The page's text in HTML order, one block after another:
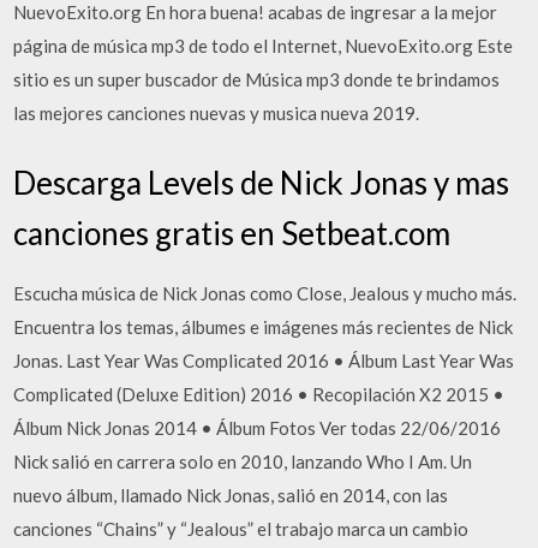
NuevoExito.org En hora buena! acabas de ingresar a la mejor
página de música mp3 de todo el Internet, NuevoExito.org Este
sitio es un super buscador de Música mp3 donde te brindamos
las mejores canciones nuevas y musica nueva 2019.
Descarga Levels de Nick Jonas y mas
canciones gratis en Setbeat.com
Escucha música de Nick Jonas como Close, Jealous y mucho más.
Encuentra los temas, álbumes e imágenes más recientes de Nick
Jonas. Last Year Was Complicated 2016 • Álbum Last Year Was
Complicated (Deluxe Edition) 2016 • Recopilación X2 2015 •
Álbum Nick Jonas 2014 • Álbum Fotos Ver todas 22/06/2016
Nick salió en carrera solo en 2010, lanzando Who I Am. Un
nuevo álbum, llamado Nick Jonas, salió en 2014, con las
canciones “Chains” y “Jealous” el trabajo marca un cambio